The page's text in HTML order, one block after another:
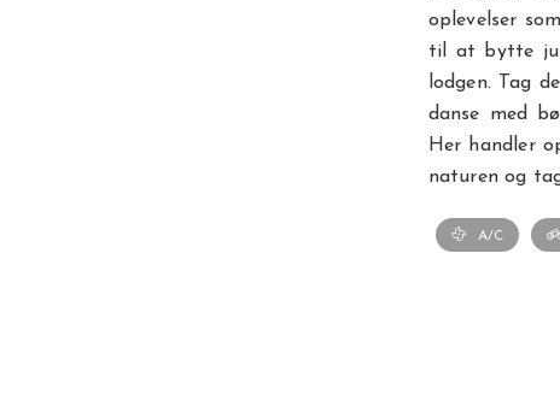
oplevelser
til at bytte
lodgen. Tag
danse med
Her handler
naturen og
A/C